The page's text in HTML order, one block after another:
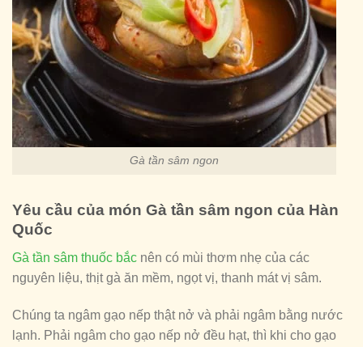
Gà tần sâm ngon
Yêu cầu của món Gà tần sâm ngon của Hàn
Quốc
Gà tần sâm thuốc bắc nên có mùi thơm nhẹ của các
nguyên liệu, thịt gà ăn mềm, ngọt vị, thanh mát vị sâm.
Chúng ta ngâm gạo nếp thật nở và phải ngâm bằng nước
lạnh. Phải ngâm cho gạo nếp nở đều hạt, thì khi cho gạo